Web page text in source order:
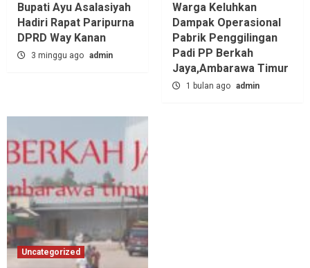
Bupati Ayu Asalasiyah
Hadiri Rapat Paripurna
DPRD Way Kanan
3 minggu ago admin
Warga Keluhkan
Dampak Operasional
Pabrik Penggilingan
Padi PP Berkah
Jaya,‎Ambarawa Timur
1 bulan ago admin
Uncategorized